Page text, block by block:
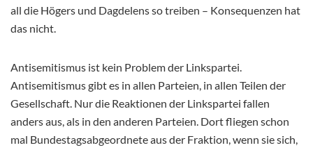
all die Högers und Dagdelens so treiben – Konsequenzen hat
das nicht.
Antisemitismus ist kein Problem der Linkspartei.
Antisemitismus gibt es in allen Parteien, in allen Teilen der
Gesellschaft. Nur die Reaktionen der Linkspartei fallen
anders aus, als in den anderen Parteien. Dort fliegen schon
mal Bundestagsabgeordnete aus der Fraktion, wenn sie sich,